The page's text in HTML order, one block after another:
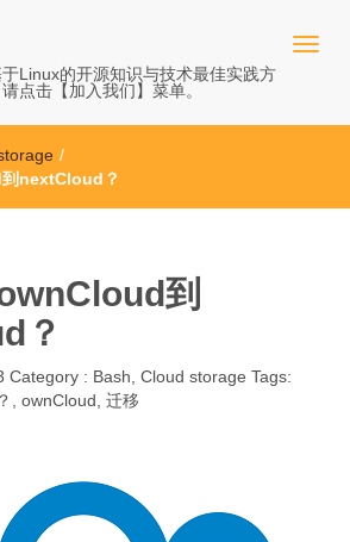
Linux的开源知识与技术最佳实践方
点击【加入我们】菜单。
/
nextCloud？
到
？
Category : Bash Cloud storage Tags:
ownCloud 迁移